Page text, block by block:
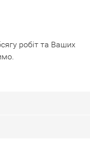
робіт та Ваших